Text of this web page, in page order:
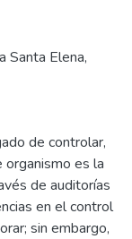
Santa Elena,
de controlar,
es la
de auditorías
en el control
sin embargo,